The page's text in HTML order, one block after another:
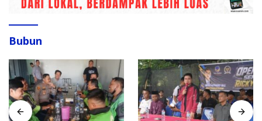
Bubun